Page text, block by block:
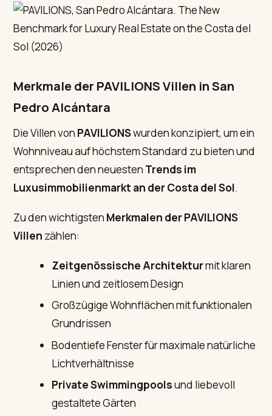
Merkmale der PAVILIONS Villen in San
Pedro Alcántara
Die Villen von PAVILIONSwurden konzipiert, um ein
Wohnniveau auf höchstem Standard zu bieten und
entsprechen den neuesten Trends im
Luxusimmobilienmarkt an der Costa del Sol.
Zu den wichtigsten Merkmalen der PAVILIONS
Villen zählen:
Zeitgenössische Architekturmit klaren
Linien und zeitlosem Design
Großzügige Wohnflächen mit funktionalen
Grundrissen
Bodentiefe Fenster für maximale natürliche
Lichtverhältnisse
Private Swimmingpoolsund liebevoll
gestaltete Gärten